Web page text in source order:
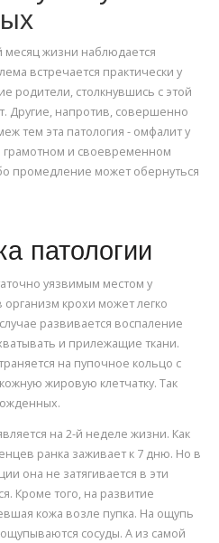
жизни наблюдается
встречается практически у
родители, столкнувшись с этой
Другие, напротив, совершенно
тем эта патология - омфалит у
и своевременном
промедление может обернуться
патологии
уязвимым местом у
крохи может легко
развивается воспаление
и прилежащие ткани.
на пупочное кольцо с
жировую клетчатку. Так
на 2-й неделе жизни. Как
ранка заживает к 7 дню. Но в
она не затягивается в эти
Кроме того, на развитие
кожа возле пупка. На ощупь
сосуды. А из самой